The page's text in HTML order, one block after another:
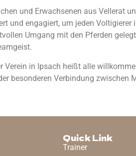
und Erwachsenen aus Vellerat
und engagiert, um jeden
Umgang mit den Pferden
in Ipsach heißt alle
besonderen Verbindung zwischen
Quick Link
Trainer